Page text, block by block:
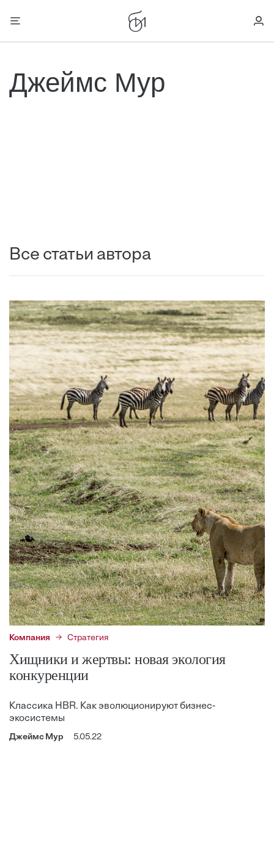
Джеймс Мур
Все статьи автора
Компания Стратегия
Хищники и жертвы: новая экология
конкуренции
Классика HBR. Как эволюционируют бизнес-
экосистемы
Джеймс Мур 5.05.22